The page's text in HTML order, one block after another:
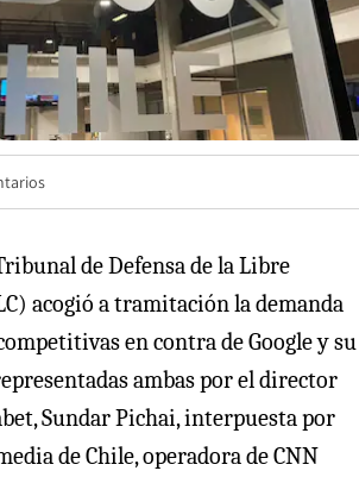
de Defensa de la Libre
acogió a tramitación la demanda
en contra de Google y su
ambas por el director
Sundar Pichai, interpuesta por
de Chile, operadora de CNN